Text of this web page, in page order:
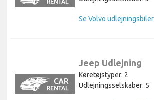
Se Volvo udlejningsbiler
Jeep Udlejning
Køretøjstyper: 2
Udlejningsselskaber: 5